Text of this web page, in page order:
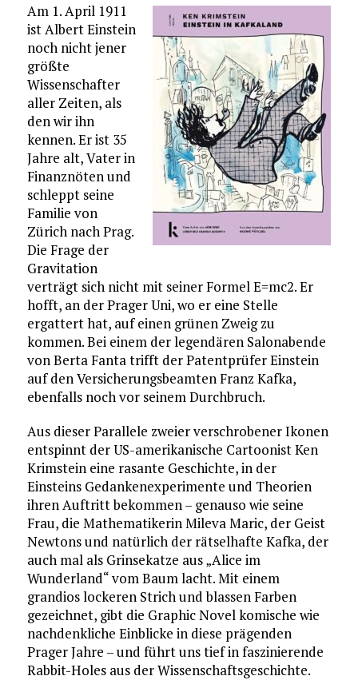
Am 1. April 1911
ist Albert Einstein
noch nicht jener
größte
Wissenschafter
aller Zeiten, als
den wir ihn
kennen. Er ist 35
Jahre alt, Vater in
Finanznöten und
schleppt seine
Familie von
Zürich nach Prag.
Die Frage der
Gravitation
verträgt sich nicht mit seiner Formel E=mc2. Er
hofft, an der Prager Uni, wo er eine Stelle
ergattert hat, auf einen grünen Zweig zu
kommen. Bei einem der legendären Salonabende
von Berta Fanta trifft der Patentprüfer Einstein
auf den Versicherungsbeamten Franz Kafka,
ebenfalls noch vor seinem Durchbruch.
Aus dieser Parallele zweier verschrobener Ikonen
entspinnt der US-amerikanische Cartoonist Ken
Krimstein eine rasante Geschichte, in der
Einsteins Gedankenexperimente und Theorien
ihren Auftritt bekommen – genauso wie seine
Frau, die Mathematikerin Mileva Maric, der Geist
Newtons und natürlich der rätselhafte Kafka, der
auch mal als Grinsekatze aus „Alice im
Wunderland“ vom Baum lacht. Mit einem
grandios lockeren Strich und blassen Farben
gezeichnet, gibt die Graphic Novel komische wie
nachdenkliche Einblicke in diese prägenden
Prager Jahre – und führt uns tief in faszinierende
Rabbit-Holes aus der Wissenschaftsgeschichte.